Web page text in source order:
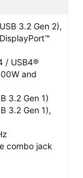
mà tuyệt đối.
công việc đồ
– Luôn
Lenovo Legion
ColdFront
ống dẫn
này giúp
game nặng
3.2 Gen 2),
/ USB4®
and
3.2 Gen 1)
3.2 Gen 1),
combo jack